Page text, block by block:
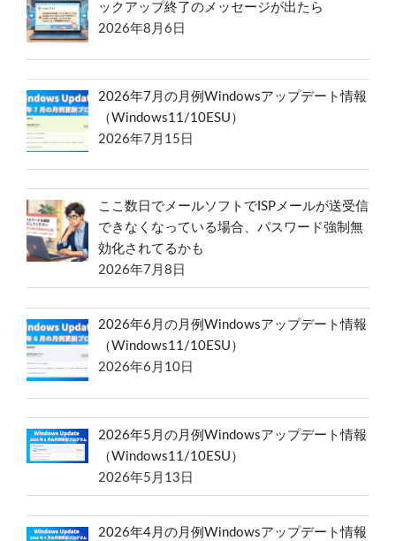
ックアップ終了のメッセージが出たら
2026年8月6日
2026年7月の月例Windowsアップデート情報
（Windows11/10ESU）
2026年7月15日
ここ数日でメールソフトでISPメールが送受信
できなくなっている場合、パスワード強制無
効化されてるかも
2026年7月8日
2026年6月の月例Windowsアップデート情報
（Windows11/10ESU）
2026年6月10日
2026年5月の月例Windowsアップデート情報
（Windows11/10ESU）
2026年5月13日
2026年4月の月例Windowsアップデート情報